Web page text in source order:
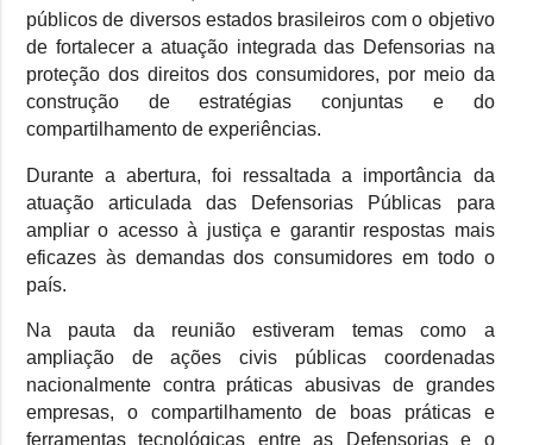
públicos de diversos estados brasileiros com o objetivo
de fortalecer a atuação integrada das Defensorias na
proteção dos direitos dos consumidores, por meio da
construção de estratégias conjuntas e do
compartilhamento de experiências.
Durante a abertura, foi ressaltada a importância da
atuação articulada das Defensorias Públicas para
ampliar o acesso à justiça e garantir respostas mais
eficazes às demandas dos consumidores em todo o
país.
Na pauta da reunião estiveram temas como a
ampliação de ações civis públicas coordenadas
nacionalmente contra práticas abusivas de grandes
empresas, o compartilhamento de boas práticas e
ferramentas tecnológicas entre as Defensorias e o